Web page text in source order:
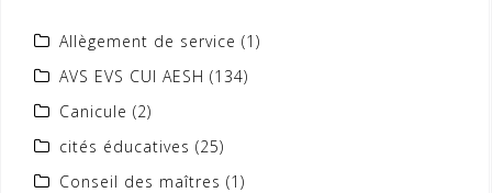
Allègement de service (1)
AVS EVS CUI AESH (134)
Canicule (2)
cités éducatives (25)
Conseil des maîtres (1)